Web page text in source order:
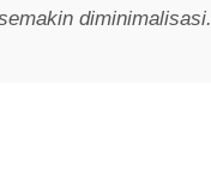
diminimalisasi.